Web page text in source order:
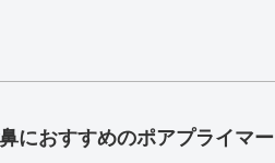
におすすめのポアプライマー